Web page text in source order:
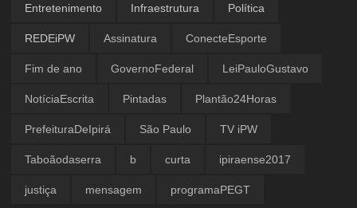
Entretenimento Infraestrutura Política
REDEiPW Assinatura ConecteEsporte
Fim de ano GovernoFederal LeiPauloGustavo
NotíciaEscrita Pintadas Plantão24Horas
PrefeituraDeIpirá São Paulo TV iPW
Taboãodaserra b curta ipiraense2017
justiça mensagem programaPEGT